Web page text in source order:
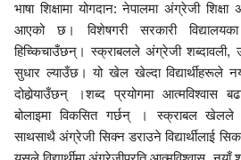
भाषा शिक्षामा योगदान: नेपालमा अंग्रेजी
आएको छ। विशेषगरी सरकारी विद्यालयका
हिच्किचाउँछन्। स्क्राबलले अंग्रेजी शब्दावली,
सुधार ल्याउँछ। यो खेल खेल्दा विद्यार्थीहरूले
दोहोर्‍याउँछन् ।शब्द प्रयोगमा
बोलाइमा विकसित गर्छन् । स्क्राबल खेलले
साथसाथै अंग्रेजी सिक्न डराउने विद्यार्थीलाई